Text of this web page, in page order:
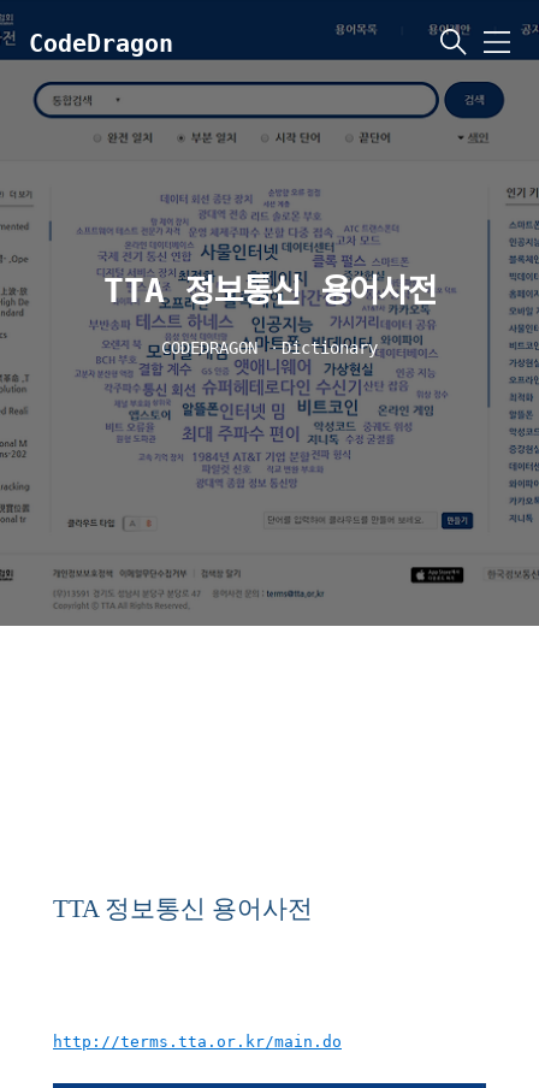
CodeDragon
메
TTA 정보통신 용어사전
CODEDRAGONㆍDictionary
TTA 정보통신 용어사전
http://terms.tta.or.kr/main.do